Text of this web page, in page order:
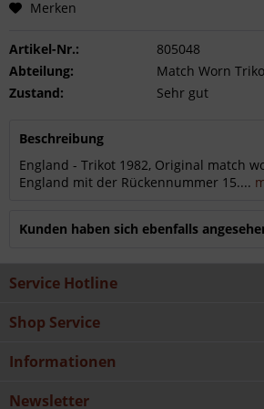
Merken
Artikel-Nr.:
805048
Abteilung:
Match Worn
Zustand:
Sehr gut
Beschreibung
England - Trikot 1982, Original match
England mit der Rückennummer 15....
Kunden haben sich ebenfalls
Service Hotline
Shop Service
Informationen
Newsletter